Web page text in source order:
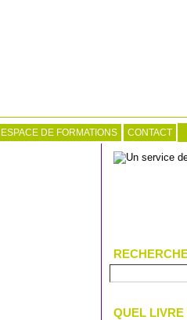
ESPACE DE FORMATIONS CONTACT
QUEL